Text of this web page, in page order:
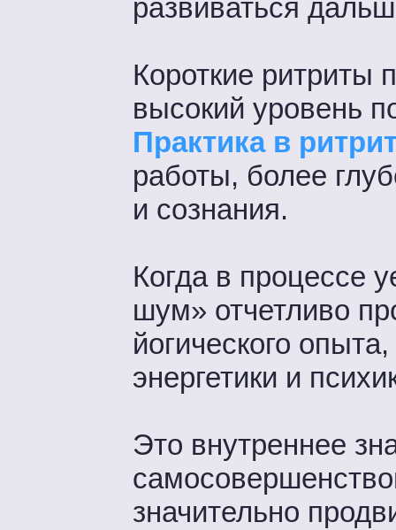
развиваться
Короткие ритриты
высокий уровень
Практика в
работы, более
и сознания.
Когда в процессе
шум» отчетливо
йогического
энергетики и
Это внутреннее
значительно